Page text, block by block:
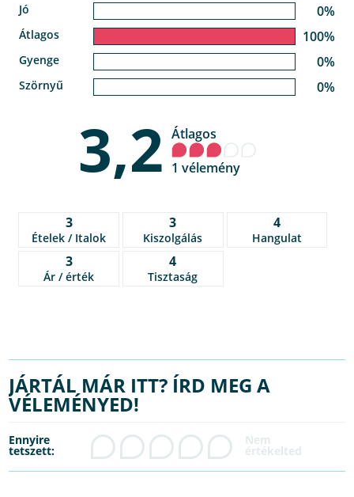
Jó 0%
Átlagos 100%
Gyenge 0%
Szörnyű 0%
3,2 Átlagos
1 vélemény
3
Ételek / Italok
3
Kiszolgálás
4
Hangulat
3
Ár / érték
4
Tisztaság
JÁRTÁL MÁR ITT? ÍRD MEG A
VÉLEMÉNYED!
Ennyire
tetszett: